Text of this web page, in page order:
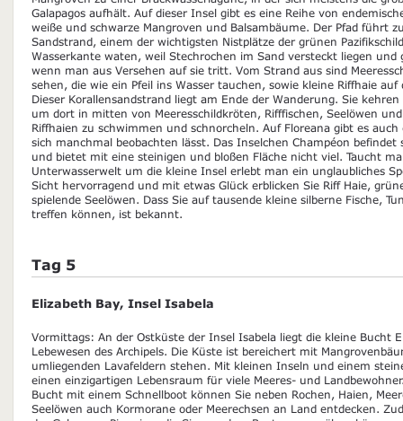
Galapagos aufhält. Auf dieser Insel gibt es eine Reihe von
weiße und schwarze Mangroven und Balsambäume. Der Pfad führt
Sandstrand, einem der wichtigsten Nistplätze der grünen
Wasserkante waten, weil Stechrochen im Sand versteckt liegen und
wenn man aus Versehen auf sie tritt. Vom Strand aus sind
sehen, die wie ein Pfeil ins Wasser tauchen, sowie kleine Riffhaie
Dieser Korallensandstrand liegt am Ende der Wanderung. Sie
um dort in mitten von Meeresschildkröten, Rifffischen, Seelöwen
Riffhaien zu schwimmen und schnorcheln. Auf Floreana gibt es
sich manchmal beobachten lässt. Das Inselchen Champéon befindet
und bietet mit eine steinigen und bloßen Fläche nicht viel. Taucht
Unterwasserwelt um die kleine Insel erlebt man ein unglaubliches
Sicht hervorragend und mit etwas Glück erblicken Sie Riff Haie,
spielende Seelöwen. Dass Sie auf tausende kleine silberne Fische,
treffen können, ist bekannt.
Tag 5
Elizabeth Bay, Insel Isabela
Vormittags: An der Ostküste der Insel Isabela liegt die kleine Bucht
Lebewesen des Archipels. Die Küste ist bereichert mit
umliegenden Lavafeldern stehen. Mit kleinen Inseln und einem
einen einzigartigen Lebensraum für viele Meeres- und
Bucht mit einem Schnellboot können Sie neben Rochen, Haien,
Seelöwen auch Kormorane oder Meerechsen an Land entdecken.